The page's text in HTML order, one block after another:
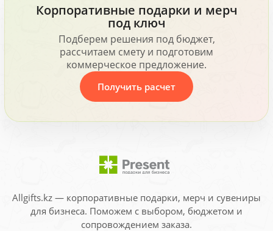
Корпоративные подарки и мерч
под ключ
Подберем решения под бюджет,
рассчитаем смету и подготовим
коммерческое предложение.
Получить расчет
Allgifts.kz — корпоративные подарки, мерч и сувениры
для бизнеса. Поможем с выбором, бюджетом и
сопровождением заказа.